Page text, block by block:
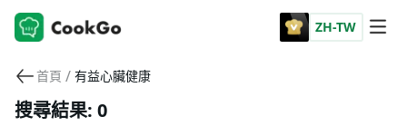
ZH-TW
首頁 / 有益心臟健康
搜尋結果: 0